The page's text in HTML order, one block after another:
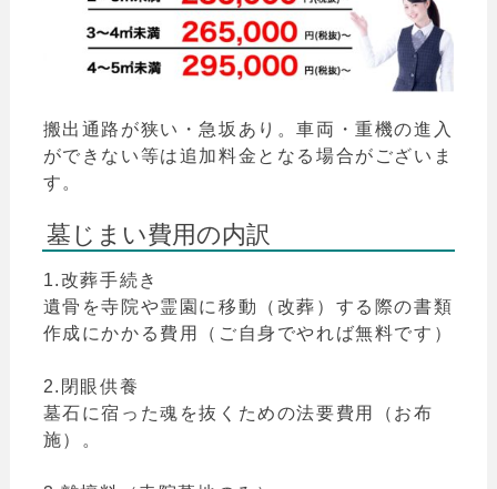
搬出通路が狭い・急坂あり。車両・重機の進入
ができない等は追加料金となる場合がございま
す。
墓じまい費用の内訳
1.改葬手続き
遺骨を寺院や霊園に移動（改葬）する際の書類
作成にかかる費用（ご自身でやれば無料です）
2.閉眼供養
墓石に宿った魂を抜くための法要費用（お布
施）。